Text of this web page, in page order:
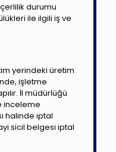
durumu
ile ilgili iş ve
yerindeki üretim
işletme
İl müdürlüğü
inceleme
halinde iptal
sicil belgesi iptal